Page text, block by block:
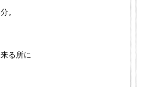
。
る所に